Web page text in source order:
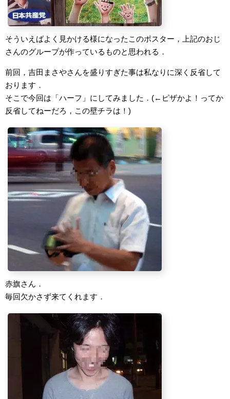
そういえばよく見かける様になったこのポスター，上記のおじ
さんのグループが作っているものと思われる．
前回，吉田まさやさんを盛りすぎた事は私なりに深く反省して
おります．
そこで今回は「ハーフ」にしてみました．(←ピザかよ！ってか
反省してねーだろ，この壁チラは！)
赤旗さん．
毎回欠かさず来てくれます．